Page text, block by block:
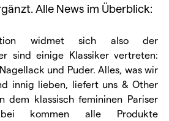
Alle News im Überblick:
widmet sich also der
sind einige Klassiker vertreten:
und Puder. Alles, was wir
innig lieben, liefert uns & Other
dem klassisch femininen Pariser
kommen alle Produkte